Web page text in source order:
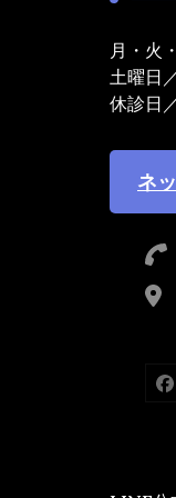
月・火
土曜日
休診日
ネ